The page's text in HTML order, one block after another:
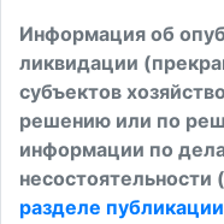
Информация об
ликвидации
субъектов
решению или по
информации по
несостоятельности
разделе